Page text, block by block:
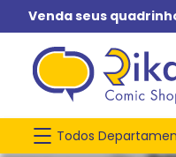
Venda seus
Todos